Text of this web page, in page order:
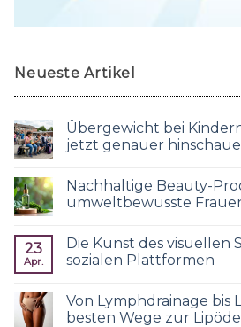
Neueste Artikel
Übergewicht bei
jetzt genauer
Nachhaltige Beauty-
umweltbewusste
23
Apr.
Die Kunst des visuellen
sozialen Plattformen
Von Lymphdrainage bis
besten Wege zur